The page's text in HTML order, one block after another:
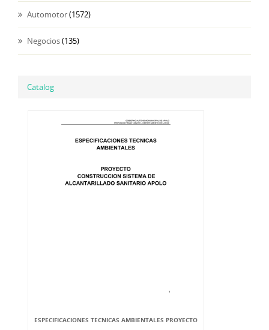
Automotor(1572)
Negocios(135)
Catalog
ESPECIFICACIONES TECNICAS AMBIENTALES PROYECTO